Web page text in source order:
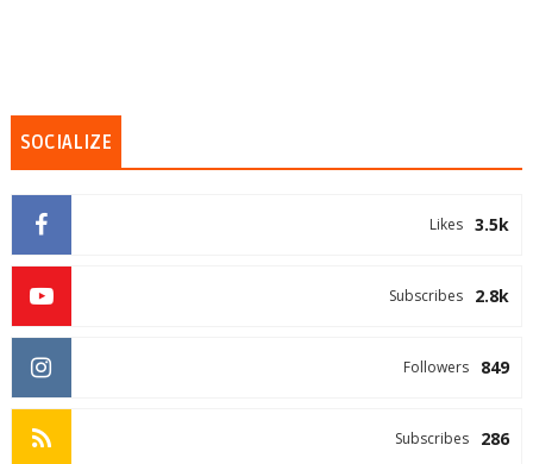
SOCIALIZE
3.5k
Likes
2.8k
Subscribes
849
Followers
286
Subscribes